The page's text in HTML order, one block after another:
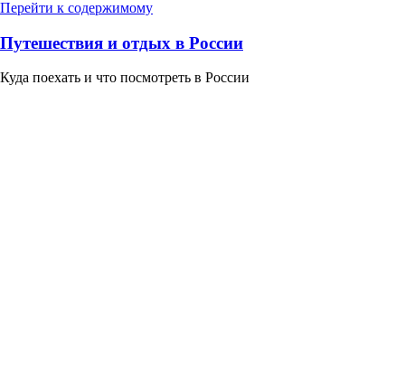
Перейти к содержимому
Путешествия и отдых в России
Куда поехать и что посмотреть в России